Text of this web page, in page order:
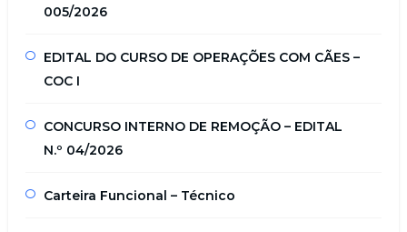
005/2026
EDITAL DO CURSO DE OPERAÇÕES COM CÃES –
COC I
CONCURSO INTERNO DE REMOÇÃO – EDITAL
N.º 04/2026
Carteira Funcional – Técnico